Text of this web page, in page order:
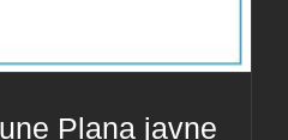
Plana javne